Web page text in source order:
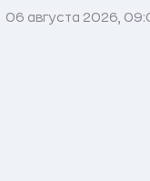
06 августа 2026,